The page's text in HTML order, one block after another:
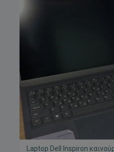
Laptop Dell Inspiron